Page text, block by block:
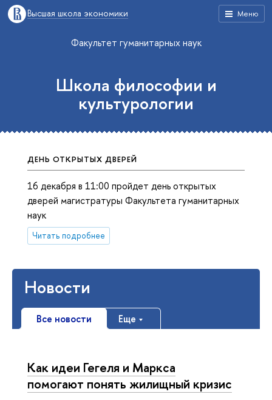
Меню
Высшая школа экономики
Факультет гуманитарных наук
Школа философии и
культурологии
ДЕНЬ ОТКРЫТЫХ ДВЕРЕЙ
16 декабря в 11:00 пройдет день открытых
дверей магистратуры Факультета гуманитарных
наук
Читать подробнее
Новости
Все новости Еще
Как идеи Гегеля и Маркса
помогают понять жилищный кризис